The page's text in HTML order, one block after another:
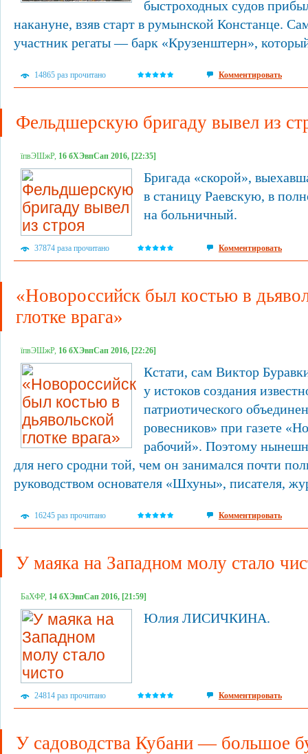
быстроходных судов
накануне, взяв старт в румынской Констанце.
участник регаты — барк «Крузенштерн»,
14865 раз прочитано Комментировать
Фельдшерскую бригаду вывел из
їпвЭШжР, 16 бХЭвпСап 2016, [22:35]
Бригада «скорой»,
в станицу Раевскую, в
на больничный.
37874 раза прочитано Комментировать
«Новороссийск был костью в
глотке врага»
їпвЭШжР, 16 бХЭвпСап 2016, [22:26]
Кстати, сам Виктор
у истоков создания
патриотического
ровесников» при газете
рабочий». Поэтому
для него сродни той, чем он занимался почти
руководством основателя «Шхуны», писателя,
16245 раз прочитано Комментировать
У маяка на Западном молу стало
БаХФР, 14 бХЭвпСап 2016, [21:59]
Юлия ЛИСИЧКИНА.
24814 раз прочитано Комментировать
У садоводства Кубани — большое